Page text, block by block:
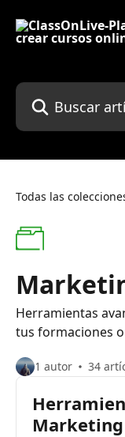
Buscar artículos...
Todas las
Herramientas
tus formaciones
1 autor 34
Marketing